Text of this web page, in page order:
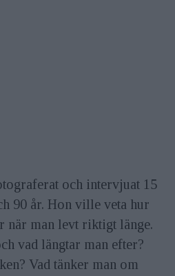
och intervjuat 15
90 år. Hon ville veta hur
när man levt riktigt länge.
vad längtar man efter?
Vad tänker man om